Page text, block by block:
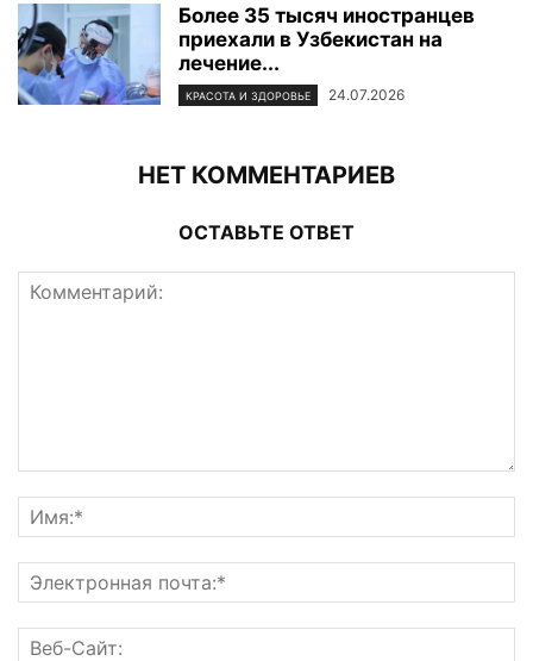
Более 35 тысяч иностранцев
приехали в Узбекистан на
лечение...
КРАСОТА И ЗДОРОВЬЕ 24.07.2026
НЕТ КОММЕНТАРИЕВ
ОСТАВЬТЕ ОТВЕТ